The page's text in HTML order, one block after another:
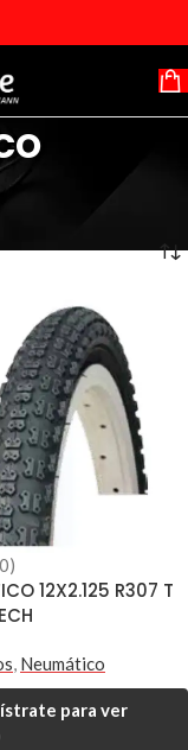
1–12 de 57 resultados
12X2.125 R307 T
, Neumático
para ver